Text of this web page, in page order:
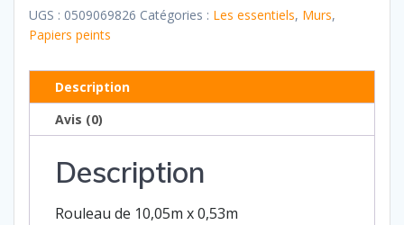
essentiels
24
UGS : 0509069826 Catégories : Les essentiels, Murs,
Papiers peints
Description
Avis (0)
Description
Rouleau de 10,05m x 0,53m